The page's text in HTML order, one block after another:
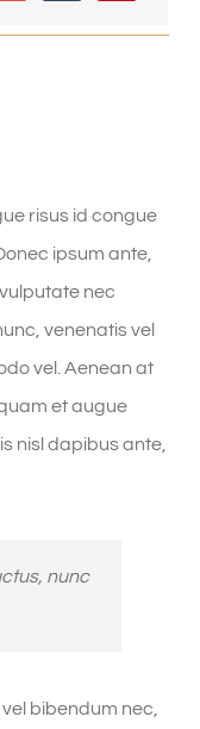
risus id congue
ipsum ante,
nec
venenatis vel
vel. Aenean at
et augue
nisl dapibus ante,
nunc
bibendum nec,